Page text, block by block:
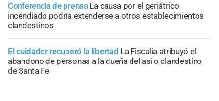
Conferencia de prensa La causa por el geriátrico
incendiado podría extenderse a otros establecimientos
clandestinos
El cuidador recuperó la libertad La Fiscalía atribuyó el
abandono de personas a la dueña del asilo clandestino
de Santa Fe